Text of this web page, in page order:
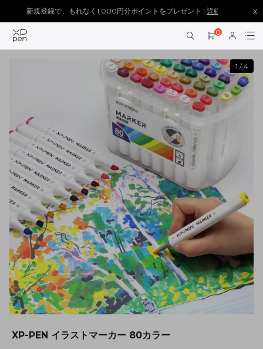
新規登録で、もれなく1,000円分ポイントをプレゼント | 詳細を見る > x
0
1 /4
XP-PEN イラストマーカー 80カラー